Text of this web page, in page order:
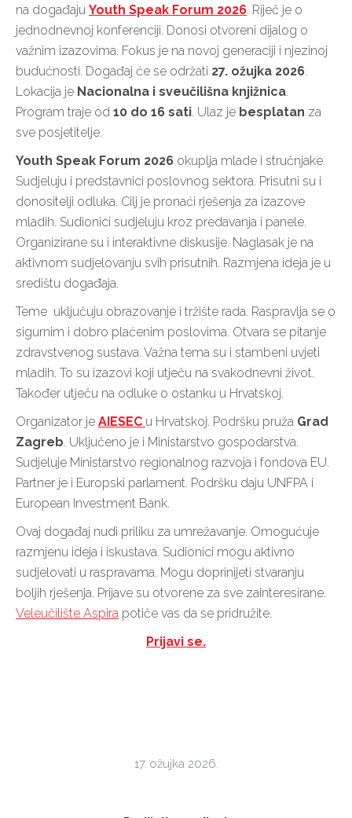
na događaju Youth Speak Forum 2026. Riječ je o
jednodnevnoj konferenciji. Donosi otvoreni dijalog o
važnim izazovima. Fokus je na novoj generaciji i njezinoj
budućnosti. Događaj će se održati 27. ožujka 2026.
Lokacija je Nacionalna i sveučilišna knjižnica.
Program traje od 10 do 16 sati. Ulaz je besplatan za
sve posjetitelje.
Youth Speak Forum 2026 okuplja mlade i stručnjake.
Sudjeluju i predstavnici poslovnog sektora. Prisutni su i
donositelji odluka. Cilj je pronaći rješenja za izazove
mladih. Sudionici sudjeluju kroz predavanja i panele.
Organizirane su i interaktivne diskusije. Naglasak je na
aktivnom sudjelovanju svih prisutnih. Razmjena ideja je u
središtu događaja.
Teme uključuju obrazovanje i tržište rada. Raspravlja se o
sigurnim i dobro plaćenim poslovima. Otvara se pitanje
zdravstvenog sustava. Važna tema su i stambeni uvjeti
mladih. To su izazovi koji utječu na svakodnevni život.
Također utječu na odluke o ostanku u Hrvatskoj.
Organizator je AIESEC u Hrvatskoj. Podršku pruža Grad
Zagreb. Uključeno je i Ministarstvo gospodarstva.
Sudjeluje Ministarstvo regionalnog razvoja i fondova EU.
Partner je i Europski parlament. Podršku daju UNFPA i
European Investment Bank.
Ovaj događaj nudi priliku za umrežavanje. Omogućuje
razmjenu ideja i iskustava. Sudionici mogu aktivno
sudjelovati u raspravama. Mogu doprinijeti stvaranju
boljih rješenja. Prijave su otvorene za sve zainteresirane.
Veleučilište Aspira potiče vas da se pridružite.
Prijavi se.
17. ožujka 2026.